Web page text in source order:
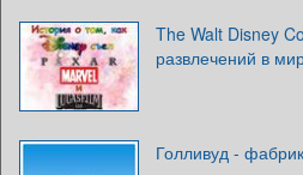
The Walt Disney
развлечений в
Голливуд -